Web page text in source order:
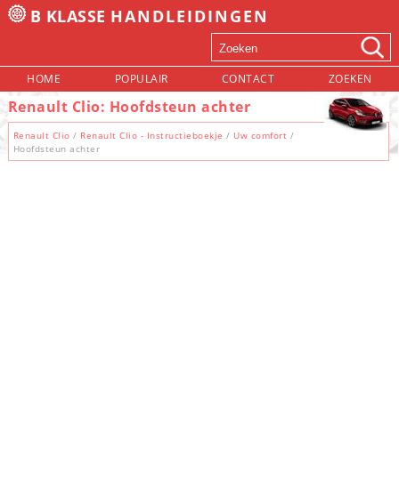
B KLASSE HANDLEIDINGEN
HOME POPULAIR CONTACT ZOEKEN
Renault Clio: Hoofdsteun achter
Renault Clio / Renault Clio - Instructieboekje / Uw comfort /
Hoofdsteun achter